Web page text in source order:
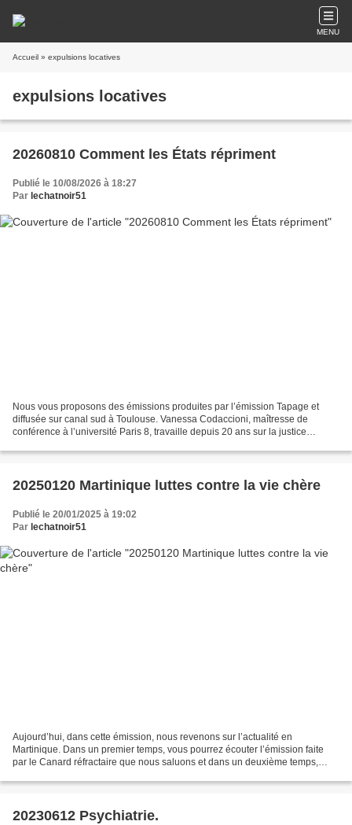
MENU
Accueil » expulsions locatives
expulsions locatives
20260810 Comment les États répriment
Publié le 10/08/2026 à 18:27
Par lechatnoir51
Nous vous proposons des émissions produites par l’émission Tapage et
diffusée sur canal sud à Toulouse. Vanessa Codaccioni, maîtresse de
conférence à l’université Paris 8, travaille depuis 20 ans sur la justice
20250120 Martinique luttes contre la vie chère
Publié le 20/01/2025 à 19:02
Par lechatnoir51
Aujourd’hui, dans cette émission, nous revenons sur l’actualité en
Martinique. Dans un premier temps, vous pourrez écouter l’émission faite
par le Canard réfractaire que nous saluons et dans un deuxième temps,
20230612 Psychiatrie.